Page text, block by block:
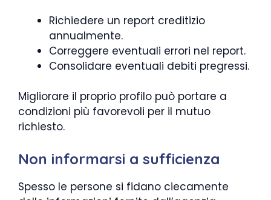
Richiedere un report creditizio
annualmente.
Correggere eventuali errori nel report.
Consolidare eventuali debiti pregressi.
Migliorare il proprio profilo può portare a
condizioni più favorevoli per il mutuo
richiesto.
Non informarsi a sufficienza
Spesso le persone si fidano ciecamente